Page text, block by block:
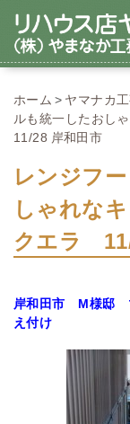
ホーム ヤマナカ
ルも統一したおし
11/28 岸和田市
レンジフ
しゃれな
クエラ
岸和田市 M様邸
え付け